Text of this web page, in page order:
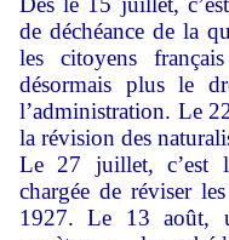
de déchéance de la
les citoyens
désormais plus le
l’administration. Le
la révision des
Le 27 juillet, c’est
chargée de réviser
1927. Le 13 août,